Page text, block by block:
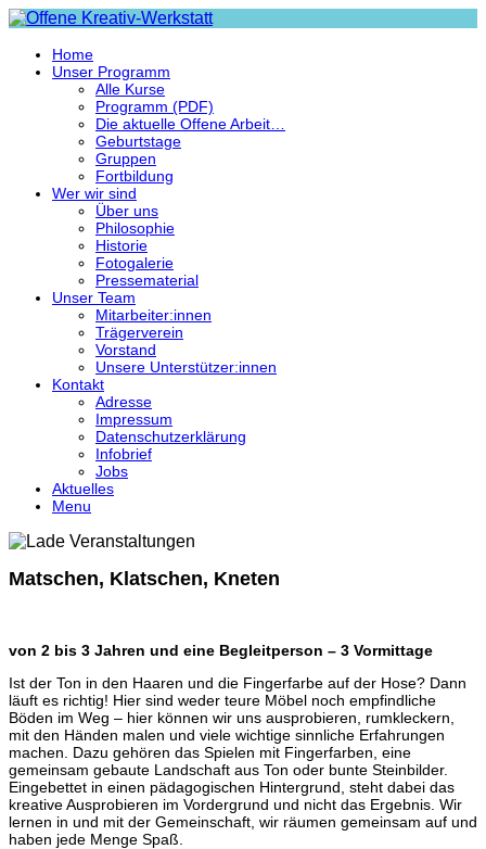
Home
Unser Programm
Alle Kurse
Programm (PDF)
Die aktuelle Offene Arbeit…
Geburtstage
Gruppen
Fortbildung
Wer wir sind
Über uns
Philosophie
Historie
Fotogalerie
Pressematerial
Unser Team
Mitarbeiter:innen
Trägerverein
Vorstand
Unsere Unterstützer:innen
Kontakt
Adresse
Impressum
Datenschutzerklärung
Infobrief
Jobs
Aktuelles
Menu
Matschen, Klatschen, Kneten
von 2 bis 3 Jahren und eine Begleitperson – 3 Vormittage
Ist der Ton in den Haaren und die Fingerfarbe auf der Hose? Dann
läuft es richtig! Hier sind weder teure Möbel noch empfindliche
Böden im Weg – hier können wir uns ausprobieren, rumkleckern,
mit den Händen malen und viele wichtige sinnliche Erfahrungen
machen. Dazu gehören das Spielen mit Fingerfarben, eine
gemeinsam gebaute Landschaft aus Ton oder bunte Steinbilder.
Eingebettet in einen pädagogischen Hintergrund, steht dabei das
kreative Ausprobieren im Vordergrund und nicht das Ergebnis. Wir
lernen in und mit der Gemeinschaft, wir räumen gemeinsam auf und
haben jede Menge Spaß.